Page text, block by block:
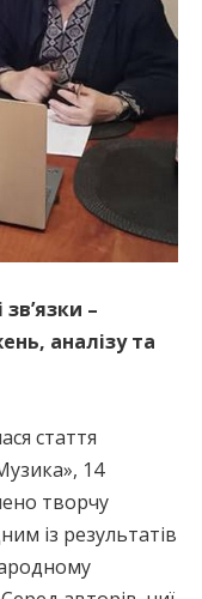
–
аналізу та
стаття
14
творчу
із результатів